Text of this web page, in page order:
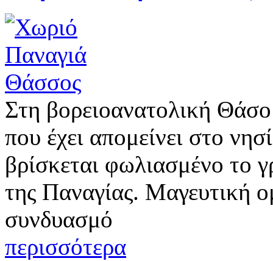
Στη βορειοανατολική
που έχει απομείνει στο
βρίσκεται φωλιασμένο το
της Παναγίας. Μαγευτική
συνδυασμό
περισσότερα